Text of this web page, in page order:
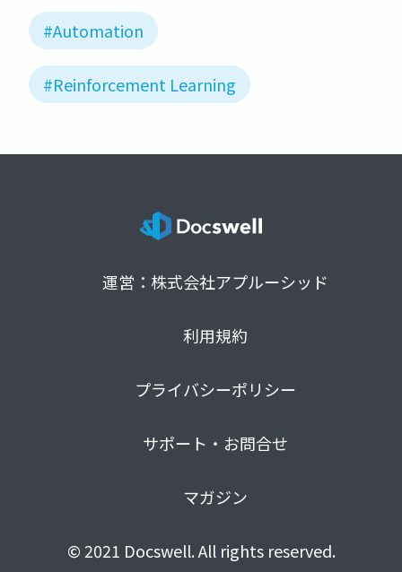
#Automation
#Reinforcement Learning
運営：株式会社アプルーシッド
利用規約
プライバシーポリシー
サポート・お問合せ
マガジン
© 2021 Docswell. All rights reserved.